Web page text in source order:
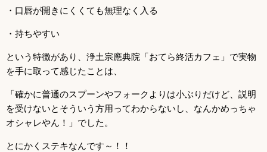
・口唇が開きにくくても無理なく入る
・持ちやすい
という特徴があり、浄土宗應典院「おてら終活カフェ」で実物
を手に取って感じたことは、
「確かに普通のスプーンやフォークよりは小ぶりだけど、説明
を受けないとそういう方用ってわからないし、なんかめっちゃ
オシャレやん！」でした。
とにかくステキなんです～！！